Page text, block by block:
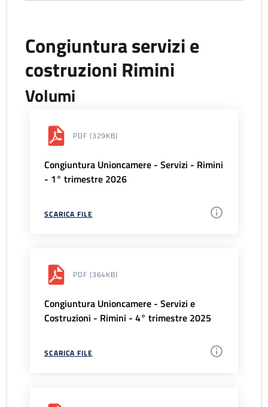
Congiuntura servizi e
costruzioni Rimini
Volumi
PDF (329KB)
Congiuntura Unioncamere - Servizi - Rimini
- 1° trimestre 2026
SCARICA FILE
PDF (364KB)
Congiuntura Unioncamere - Servizi e
Costruzioni - Rimini - 4° trimestre 2025
SCARICA FILE